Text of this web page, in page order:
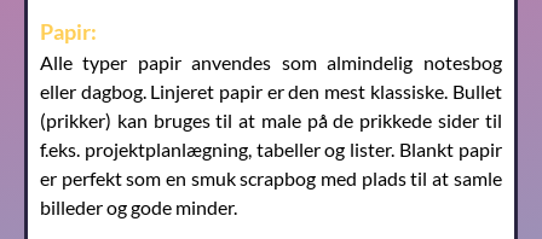
Papir:
Alle typer papir anvendes som almindelig notesbog
eller dagbog. Linjeret papir er den mest klassiske. Bullet
(prikker) kan bruges til at male på de prikkede sider til
f.eks. projektplanlægning, tabeller og lister. Blankt papir
er perfekt som en smuk scrapbog med plads til at samle
billeder og gode minder.